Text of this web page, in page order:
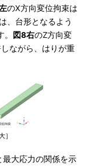
のX方向変位拘束は
、台形となるよう
図8右のZ方向変
ながら、はりが重
］
最大応力の関係を示